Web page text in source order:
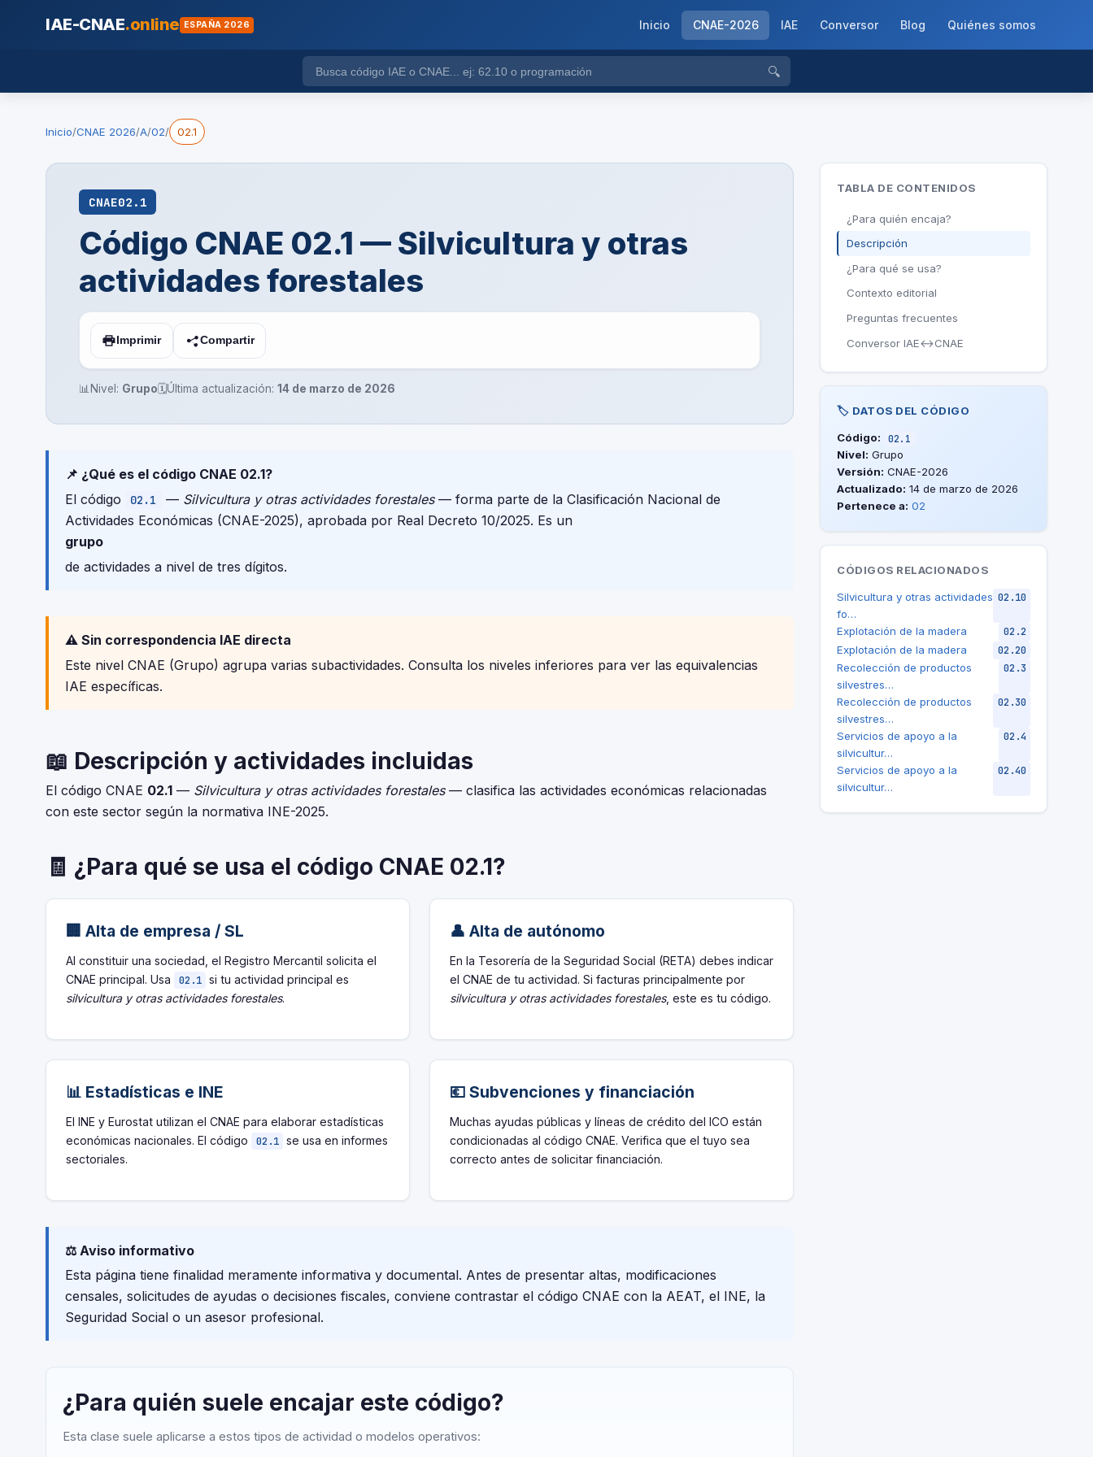
IAE-CNAE.online ESPAÑA 2026 Inicio CNAE-2026 IAE Conversor Blog Quiénes somos
🔍
Inicio/CNAE 2026/A/02/ 02.1
CNAE02.1
Código CNAE 02.1 — Silvicultura y otras
actividades forestales
Imprimir Compartir
📊 Nivel: Grupo🗓️Última actualización: 14 de marzo de 2026
📌 ¿Qué es el código CNAE 02.1?
El código
02.1 — Silvicultura y otras actividades forestales— forma parte de la Clasificación Nacional de
Actividades Económicas (CNAE-2025), aprobada por Real Decreto 10/2025. Es un
grupo
de actividades a nivel de tres dígitos.
⚠️ Sin correspondencia IAE directa
Este nivel CNAE (Grupo) agrupa varias subactividades. Consulta los niveles inferiores para ver las equivalencias
IAE específicas.
📖 Descripción y actividades incluidas
El código CNAE 02.1 — Silvicultura y otras actividades forestales— clasifica las actividades económicas relacionadas
con este sector según la normativa INE-2025.
🧾 ¿Para qué se usa el código CNAE 02.1?
🏢 Alta de empresa / SL
Al constituir una sociedad, el Registro Mercantil solicita el
CNAE principal. Usa
02.1 si tu actividad principal es
silvicultura y otras actividades forestales.
👤 Alta de autónomo
En la Tesorería de la Seguridad Social (RETA) debes indicar
el CNAE de tu actividad. Si facturas principalmente por
silvicultura y otras actividades forestales, este es tu código.
📊 Estadísticas e INE
El INE y Eurostat utilizan el CNAE para elaborar estadísticas
económicas nacionales. El código
02.1 se usa en informes
sectoriales.
💶 Subvenciones y financiación
Muchas ayudas públicas y líneas de crédito del ICO están
condicionadas al código CNAE. Verifica que el tuyo sea
correcto antes de solicitar financiación.
⚖️ Aviso informativo
Esta página tiene finalidad meramente informativa y documental. Antes de presentar altas, modificaciones
censales, solicitudes de ayudas o decisiones fiscales, conviene contrastar el código CNAE con la AEAT, el INE, la
Seguridad Social o un asesor profesional.
¿Para quién suele encajar este código?
Esta clase suele aplicarse a estos tipos de actividad o modelos operativos:
TABLA DE CONTENIDOS
¿Para quién encaja?
Descripción
¿Para qué se usa?
Contexto editorial
Preguntas frecuentes
Conversor IAE↔CNAE
🏷️ DATOS DEL CÓDIGO
Código:
02.1
Nivel: Grupo
Versión: CNAE-2026
Actualizado: 14 de marzo de 2026
Pertenece a: 02
CÓDIGOS RELACIONADOS
Silvicultura y otras actividades
fo…
02.10
Explotación de la madera
02.2
Explotación de la madera
02.20
Recolección de productos
silvestres…
02.3
Recolección de productos
silvestres…
02.30
Servicios de apoyo a la
silvicultur…
02.4
Servicios de apoyo a la
silvicultur…
02.40